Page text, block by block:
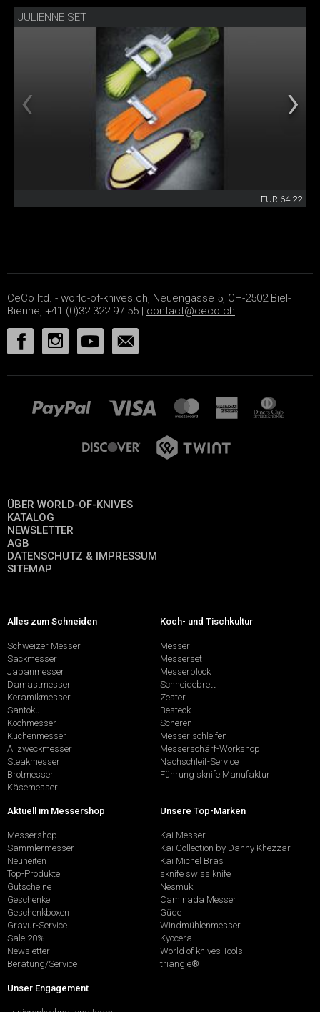
JULIENNE SET
EUR 64.22
CeCo ltd. - world-of-knives.ch, Neuengasse 5, CH-2502 Biel-
Bienne, +41 (0)32 322 97 55 | contact@ceco.ch
ÜBER WORLD-OF-KNIVES
KATALOG
NEWSLETTER
AGB
DATENSCHUTZ & IMPRESSUM
SITEMAP
Alles zum Schneiden
Schweizer Messer
Sackmesser
Japanmesser
Damastmesser
Keramikmesser
Santoku
Kochmesser
Küchenmesser
Allzweckmesser
Steakmesser
Brotmesser
Käsemesser
Koch- und Tischkultur
Messer
Messerset
Messerblock
Schneidebrett
Zester
Besteck
Scheren
Messer schleifen
Messerschärf-Workshop
Nachschleif-Service
Führung sknife Manufaktur
Aktuell im Messershop
Messershop
Sammlermesser
Neuheiten
Top-Produkte
Gutscheine
Geschenke
Geschenkboxen
Gravur-Service
Sale 20%
Newsletter
Beratung/Service
Unsere Top-Marken
Kai Messer
Kai Collection by Danny Khezzar
Kai Michel Bras
sknife swiss knife
Nesmuk
Caminada Messer
Güde
Windmühlenmesser
Kyocera
World of knives Tools
triangle®
Unser Engagement